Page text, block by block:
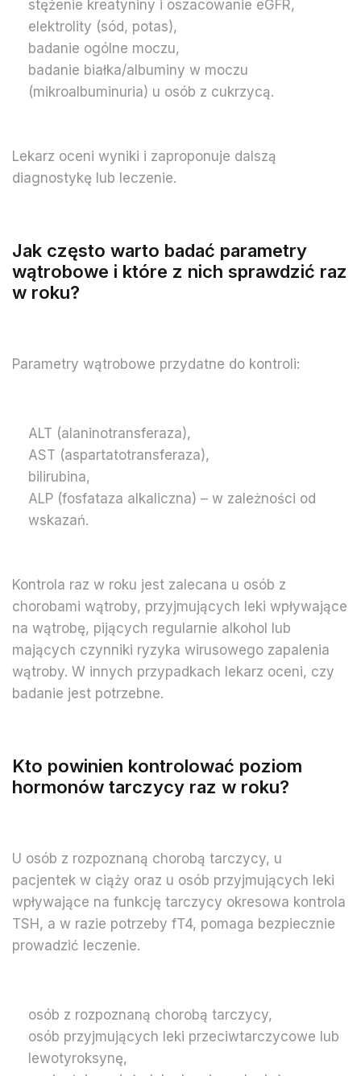
stężenie kreatyniny i oszacowanie eGFR,
elektrolity (sód, potas),
badanie ogólne moczu,
badanie białka/albuminy w moczu
(mikroalbuminuria) u osób z cukrzycą.
Lekarz oceni wyniki i zaproponuje dalszą
diagnostykę lub leczenie.
Jak często warto badać parametry
wątrobowe i które z nich sprawdzić raz
w roku?
Parametry wątrobowe przydatne do kontroli:
ALT (alaninotransferaza),
AST (aspartatotransferaza),
bilirubina,
ALP (fosfataza alkaliczna) – w zależności od
wskazań.
Kontrola raz w roku jest zalecana u osób z
chorobami wątroby, przyjmujących leki wpływające
na wątrobę, pijących regularnie alkohol lub
mających czynniki ryzyka wirusowego zapalenia
wątroby. W innych przypadkach lekarz oceni, czy
badanie jest potrzebne.
Kto powinien kontrolować poziom
hormonów tarczycy raz w roku?
U osób z rozpoznaną chorobą tarczycy, u
pacjentek w ciąży oraz u osób przyjmujących leki
wpływające na funkcję tarczycy okresowa kontrola
TSH, a w razie potrzeby fT4, pomaga bezpiecznie
prowadzić leczenie.
osób z rozpoznaną chorobą tarczycy,
osób przyjmujących leki przeciwtarczycowe lub
lewotyroksynę,